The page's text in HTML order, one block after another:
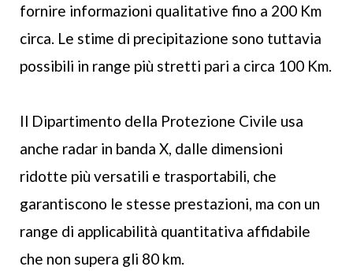
fornire informazioni qualitative fino a 200 Km
circa. Le stime di precipitazione sono tuttavia
possibili in range più stretti pari a circa 100 Km.
Il Dipartimento della Protezione Civile usa
anche radar in banda X, dalle dimensioni
ridotte più versatili e trasportabili, che
garantiscono le stesse prestazioni, ma con un
range di applicabilità quantitativa affidabile
che non supera gli 80 km.